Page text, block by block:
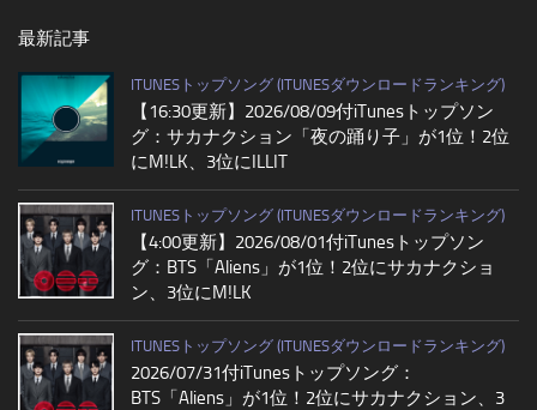
最新記事
ITUNESトップソング (ITUNESダウンロードランキング)
【16:30更新】2026/08/09付iTunesトップソン
グ：サカナクション「夜の踊り子」が1位！2位
にM!LK、3位にILLIT
ITUNESトップソング (ITUNESダウンロードランキング)
【4:00更新】2026/08/01付iTunesトップソン
グ：BTS「Aliens」が1位！2位にサカナクショ
ン、3位にM!LK
ITUNESトップソング (ITUNESダウンロードランキング)
2026/07/31付iTunesトップソング：
BTS「Aliens」が1位！2位にサカナクション、3